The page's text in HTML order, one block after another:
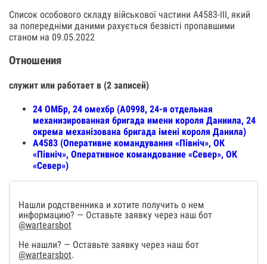
Список особового складу військової частини А4583-III, який
за попередніми даними рахується безвісті пропавшими
станом на 09.05.2022
Отношения
служит или работает в (2 записей)
24 ОМБр, 24 омехбр (А0998, 24-я отдельная
механизированная бригада имени короля Даниила, 24
окрема механізована бригада імені короля Данила)
А4583 (Оперативне командування «Північ», ОК
«Північ», Оперативное командование «Север», ОК
«Север»)
Нашли родственника и хотите получить о нем
информацию? — Оставьте заявку через наш бот
@wartearsbot
Не нашли? — Оставьте заявку через наш бот
@wartearsbot.